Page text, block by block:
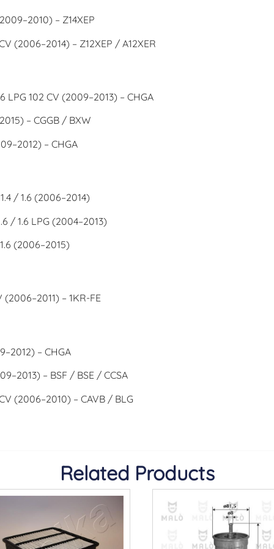
– Z14XEP
(2006–2014) – Z12XEP / A12XER
LPG 102 CV (2009–2013) – CHGA
– CGGB / BXW
– CHGA
/ 1.6 (2006–2014)
/ 1.6 LPG (2004–2013)
(2006–2015)
(2006–2011) – 1KR-FE
– CHGA
– BSF / BSE / CCSA
(2006–2010) – CAVB / BLG
Related Products